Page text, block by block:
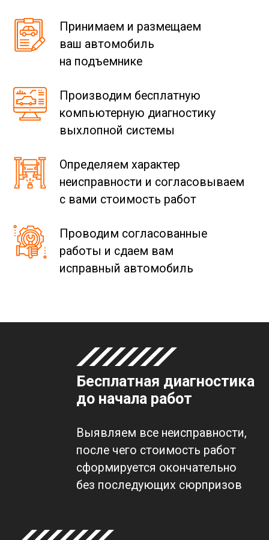
Принимаем и размещаем
ваш автомобиль
на подъемнике
Производим бесплатную
компьютерную диагностику
выхлопной системы
Определяем характер
неисправности и согласовываем
с вами стоимость работ
Проводим согласованные
работы и сдаем вам
исправный автомобиль
Бесплатная диагностика
до начала работ
Выявляем все неисправности,
после чего стоимость работ
сформируется окончательно
без последующих сюрпризов